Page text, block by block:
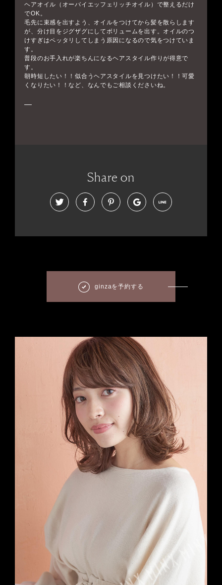
ヘアオイル（オーバイエッフェリッチオイル）で整えるだけ
でOK。
毛先に束感を出すよう、オイルをつけてから髪を散らします
が、分け目をジグザグにしてボリュームを出す。オイルのつ
けすぎはペッタリしてしまう原因になるので気をつけていま
す。
普段のお手入れが楽ちんになるヘアスタイル作りが得意で
す。
朝時短したい！！似合うヘアスタイルを見つけたい！！可愛
くなりたい！！など、なんでもご相談くださいね。
Share on
ginzaを予約する